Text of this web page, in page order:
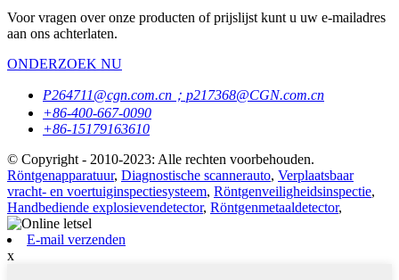
Voor vragen over onze producten of prijslijst kunt u uw e-mailadres
aan ons achterlaten.
ONDERZOEK NU
P264711@cgn.com.cn；p217368@CGN.com.cn
+86-400-667-0090
+86-15179163610
© Copyright - 2010-2023: Alle rechten voorbehouden.
Röntgenapparatuur, Diagnostische scannerauto, Verplaatsbaar
vracht- en voertuiginspectiesysteem, Röntgenveiligheidsinspectie,
Handbediende explosievendetector, Röntgenmetaaldetector,
E-mail verzenden
x